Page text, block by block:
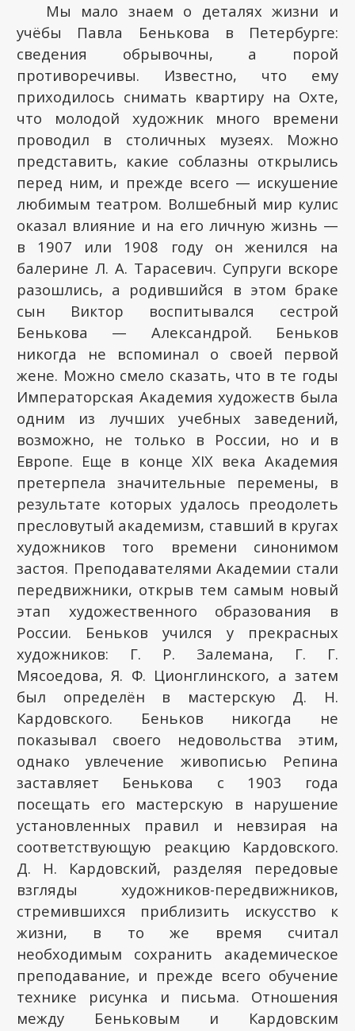
Мы мало знаем о деталях жизни и
учёбы Павла Бенькова в Петербурге:
сведения обрывочны, а порой
противоречивы. Известно, что ему
приходилось снимать квартиру на Охте,
что молодой художник много времени
проводил в столичных музеях. Можно
представить, какие соблазны открылись
перед ним, и прежде всего — искушение
любимым театром. Волшебный мир кулис
оказал влияние и на его личную жизнь —
в 1907 или 1908 году он женился на
балерине Л. А. Тарасевич. Супруги вскоре
разошлись, а родившийся в этом браке
сын Виктор воспитывался сестрой
Бенькова — Александрой. Беньков
никогда не вспоминал о своей первой
жене. Можно смело сказать, что в те годы
Императорская Академия художеств была
одним из лучших учебных заведений,
возможно, не только в России, но и в
Европе. Еще в конце XIX века Академия
претерпела значительные перемены, в
результате которых удалось преодолеть
пресловутый академизм, ставший в кругах
художников того времени синонимом
застоя. Преподавателями Академии стали
передвижники, открыв тем самым новый
этап художественного образования в
России. Беньков учился у прекрасных
художников: Г. Р. Залемана, Г. Г.
Мясоедова, Я. Ф. Ционглинского, а затем
был определён в мастерскую Д. Н.
Кардовского. Беньков никогда не
показывал своего недовольства этим,
однако увлечение живописью Репина
заставляет Бенькова с 1903 года
посещать его мастерскую в нарушение
установленных правил и невзирая на
соответствующую реакцию Кардовского.
Д. Н. Кардовский, разделяя передовые
взгляды художников-передвижников,
стремившихся приблизить искусство к
жизни, в то же время считал
необходимым сохранить академическое
преподавание, и прежде всего обучение
технике рисунка и письма. Отношения
между Беньковым и Кардовским